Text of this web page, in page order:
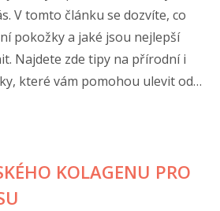
V tomto článku se dozvíte, co
pokožky a jaké jsou nejlepší
Najdete zde tipy na přírodní i
které vám pomohou ulevit od
znovu navrátit pokožce zdravý
KOLAGENU PRO